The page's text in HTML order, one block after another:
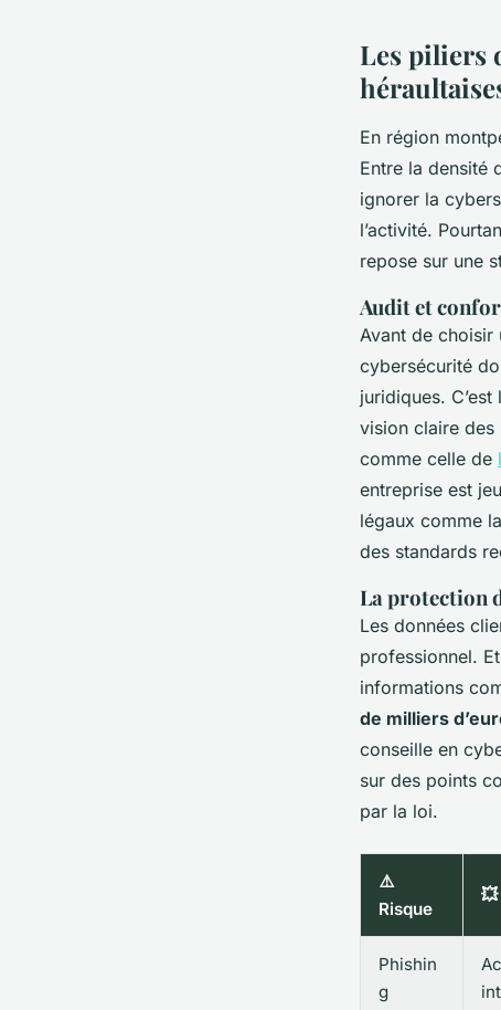
Les piliers
En région
Entre la densité
ignorer la
l’activité.
repose sur une
Audit et
Avant de choisir
cybersécurité
juridiques.
vision claire
comme celle de
entreprise est
légaux comme
des standards
La protection
Les données
professionnel.
informations
de milliers
conseille en
sur des points
par la loi.
⚠️
Risque
Phishin
g